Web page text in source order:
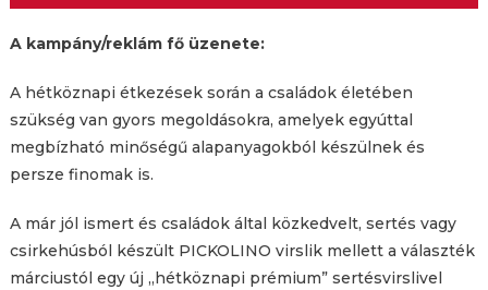
A kampány/reklám fő üzenete:
A hétköznapi étkezések során a családok életében
szükség van gyors megoldásokra, amelyek egyúttal
megbízható minőségű alapanyagokból készülnek és
persze finomak is.
A már jól ismert és családok által közkedvelt, sertés vagy
csirkehúsból készült PICKOLINO virslik mellett a választék
márciustól egy új „hétköznapi prémium” sertésvirslivel